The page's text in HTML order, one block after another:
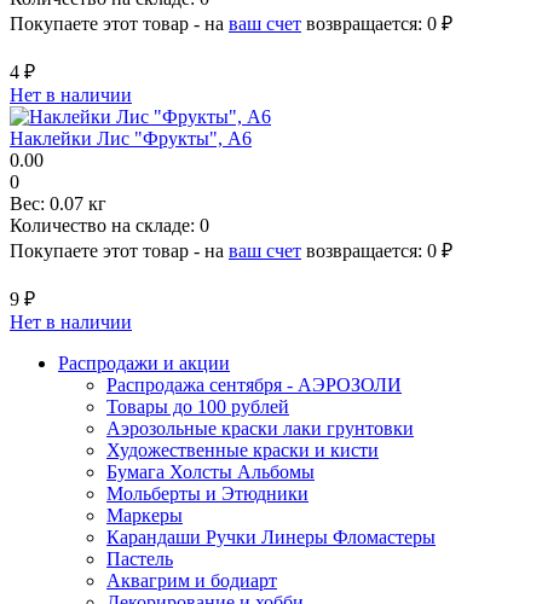
Покупаете этот товар - на ваш счет возвращается: 0 ₽
4 ₽
Нет в наличии
Наклейки Лис "Фрукты", A6
0.00
0
Вес: 0.07 кг
Количество на складе: 0
Покупаете этот товар - на ваш счет возвращается: 0 ₽
9 ₽
Нет в наличии
Распродажи и акции
Распродажа сентября - АЭРОЗОЛИ
Товары до 100 рублей
Аэрозольные краски лаки грунтовки
Художественные краски и кисти
Бумага Холсты Альбомы
Мольберты и Этюдники
Маркеры
Карандаши Ручки Линеры Фломастеры
Пастель
Аквагрим и бодиарт